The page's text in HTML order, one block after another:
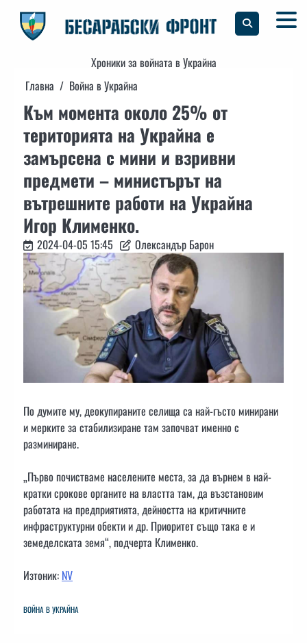
content
Хроники за войната в Украйна
Главна
Война в Украйна
Към момента около 25% от
територията на Украйна е
замърсена с мини и взривни
предмети – министърът на
вътрешните работи на Украйна
Игор Клименко.
2024-04-05 15:45 Олександър Барон
По думите му, деокупираните селища са най-гъсто минирани
и мерките за стабилизиране там започват именно с
разминиране.
„Първо почистваме населените места, за да върнем в най-
кратки срокове органите на властта там, да възстановим
работата на предприятията, дейността на критичните
инфраструктурни обекти и др. Приоритет също така е и
земеделската земя“, подчерта Клименко.
Изтоник: NV
ВОЙНА В УКРАЙНА